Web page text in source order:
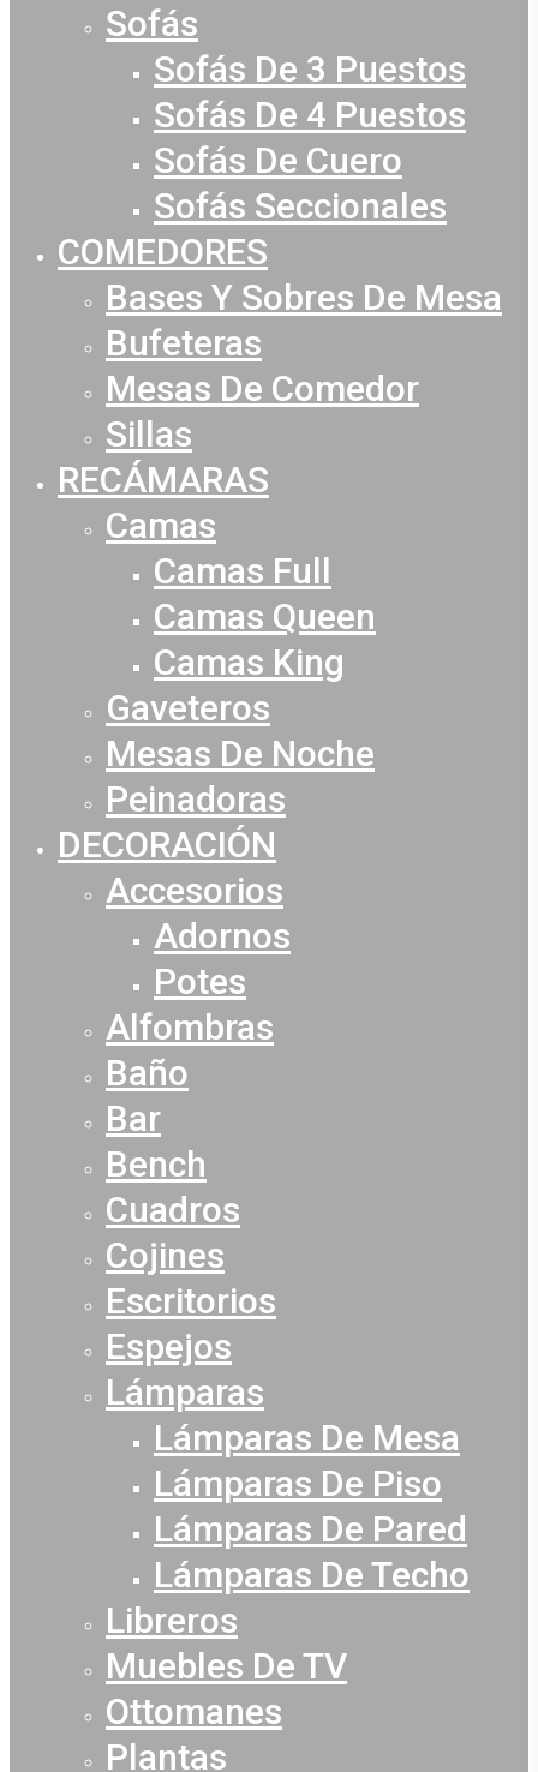
Sofás
Sofás De 3 Puestos
Sofás De 4 Puestos
Sofás De Cuero
Sofás Seccionales
COMEDORES
Bases Y Sobres De Mesa
Bufeteras
Mesas De Comedor
Sillas
RECÁMARAS
Camas
Camas Full
Camas Queen
Camas King
Gaveteros
Mesas De Noche
Peinadoras
DECORACIÓN
Accesorios
Adornos
Potes
Alfombras
Baño
Bar
Bench
Cuadros
Cojines
Escritorios
Espejos
Lámparas
Lámparas De Mesa
Lámparas De Piso
Lámparas De Pared
Lámparas De Techo
Libreros
Muebles De TV
Ottomanes
Plantas